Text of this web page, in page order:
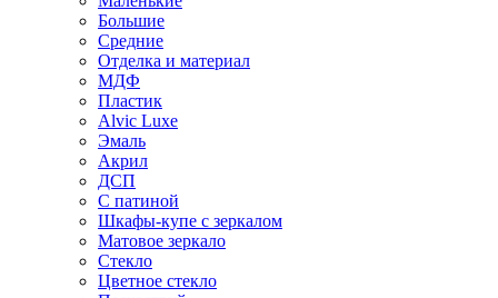
Большие
Средние
Отделка и материал
МДФ
Пластик
Alvic Luxe
Эмаль
Акрил
ДСП
С патиной
Шкафы-купе с зеркалом
Матовое зеркало
Стекло
Цветное стекло